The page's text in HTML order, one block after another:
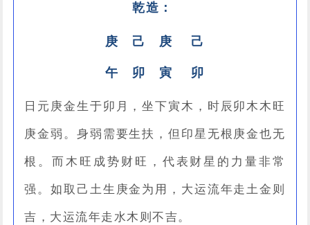
乾造：
庚 己 庚 己
午 卯 寅 卯
日元庚金生于卯月，坐下寅木，时辰卯木木旺
庚金弱。身弱需要生扶，但印星无根庚金也无
根。而木旺成势财旺，代表财星的力量非常
强。如取己土生庚金为用，大运流年走土金则
吉，大运流年走水木则不吉。